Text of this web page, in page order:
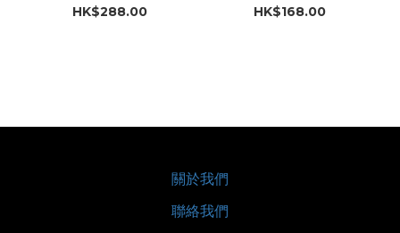
HK$288.00
HK$168.00
關於我們
聯絡我們